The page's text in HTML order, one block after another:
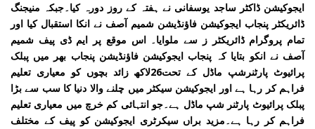
ایجوکیشن ڈاکٹر ساجد یوسفانی نے ہفتہ کے روز دورہ کیا۔جبکہ منیجنگ
ڈائریکٹر پنجاب ایجوکیشن فاؤنڈیشن شمیم آصف نے انکا استقبال کیا اور
تمام پروگرام ڈائریکٹر ز سے ملوایا۔ اس موقع پر ایم ڈی پیف شمیم
آصف نے انکو بتایا کہ پنجاب ایجوکیشن فاؤنڈیشن پنجاب بھر میں پبلک
پرائیوٹ پارٹنرشپ ماڈل کے تحت26لاکھ زائد بچوں کو معیاری تعلیم
فراہم کر رہا ہے اور ایجوکیشن سیکٹر میں چلنے والا دنیا کا سب سے بڑا
پبلک پرائیوٹ پارٹنر شپ ماڈل ہے۔جو انتہائی کم خرچ میں معیاری تعلیم
فراہم کر رہا ہے۔مزید براں سیکرٹری ایجوکیشن کو پیف کے مختلف